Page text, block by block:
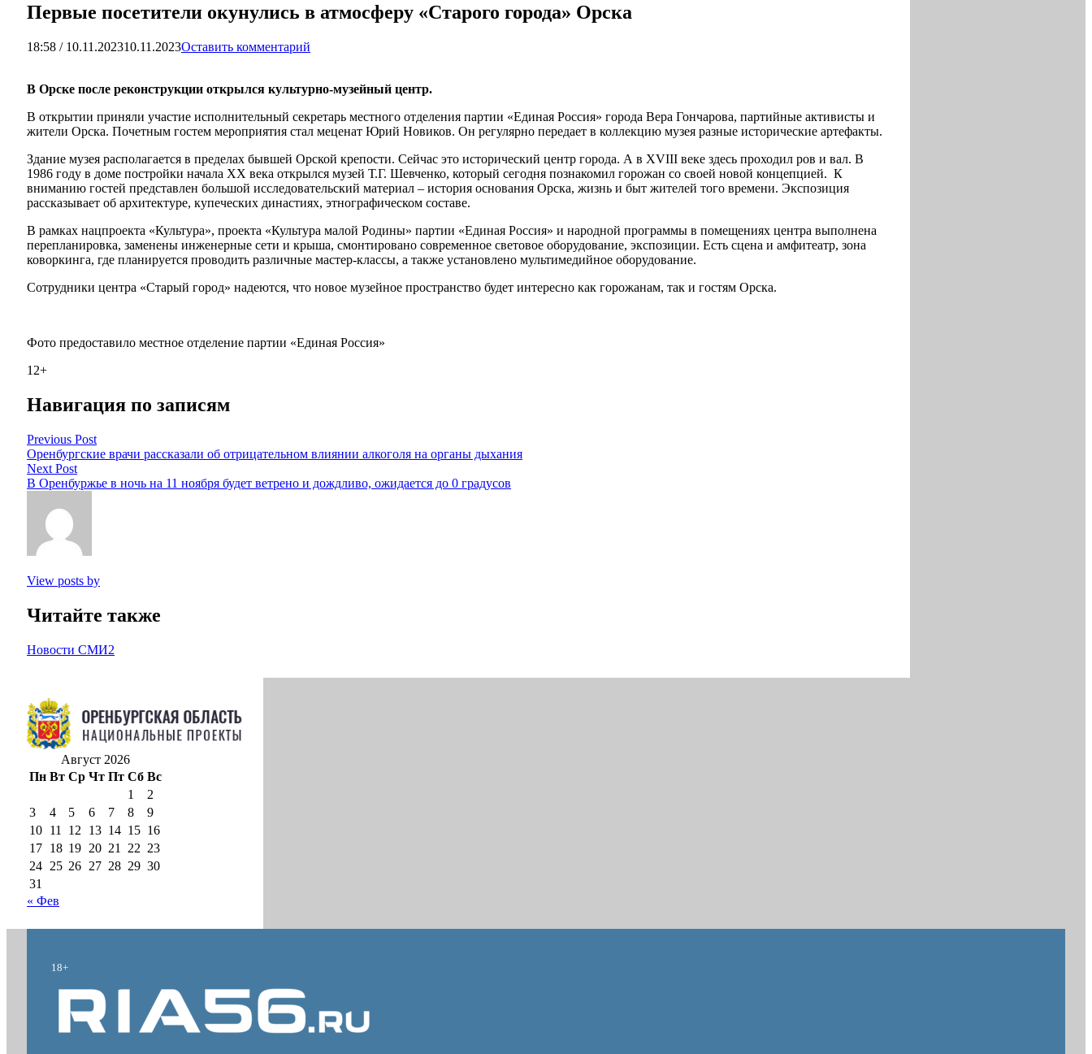
Первые посетители окунулись в атмосферу «Старого города» Орска
18:58 / 10.11.202310.11.2023Оставить комментарий
В Орске после реконструкции открылся культурно-музейный центр.
В открытии приняли участие исполнительный секретарь местного отделения партии «Единая Россия» города Вера Гончарова, партийные активисты и
жители Орска. Почетным гостем мероприятия стал меценат Юрий Новиков. Он регулярно передает в коллекцию музея разные исторические артефакты.
Здание музея располагается в пределах бывшей Орской крепости. Сейчас это исторический центр города. А в XVIII веке здесь проходил ров и вал. В
1986 году в доме постройки начала XX века открылся музей Т.Г. Шевченко, который сегодня познакомил горожан со своей новой концепцией. К
вниманию гостей представлен большой исследовательский материал – история основания Орска, жизнь и быт жителей того времени. Экспозиция
рассказывает об архитектуре, купеческих династиях, этнографическом составе.
В рамках нацпроекта «Культура», проекта «Культура малой Родины» партии «Единая Россия» и народной программы в помещениях центра выполнена
перепланировка, заменены инженерные сети и крыша, смонтировано современное световое оборудование, экспозиции. Есть сцена и амфитеатр, зона
коворкинга, где планируется проводить различные мастер-классы, а также установлено мультимедийное оборудование.
Сотрудники центра «Старый город» надеются, что новое музейное пространство будет интересно как горожанам, так и гостям Орска.
Фото предоставило местное отделение партии «Единая Россия»
12+
Навигация по записям
Previous Post
Оренбургские врачи рассказали об отрицательном влиянии алкоголя на органы дыхания
Next Post
В Оренбуржье в ночь на 11 ноября будет ветрено и дождливо, ожидается до 0 градусов
View posts by
Читайте также
Новости СМИ2
Август 2026
Пн Вт Ср Чт Пт Сб Вс
1
2
3
4 5 6 7 8
9
10 11 12 13 14 15 16
17 18 19 20 21 22 23
24 25 26 27 28 29 30
31
« Фев
18+